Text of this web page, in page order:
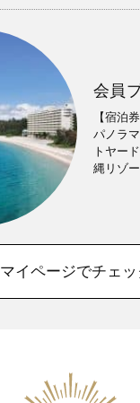
会員
【宿泊
パノラ
トヤー
縄リゾー
マイページでチェッ